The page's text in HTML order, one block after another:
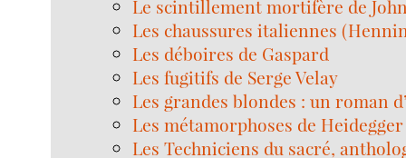
Le scintillement mortifère de
Les chaussures italiennes
Les déboires de Gaspard
Les fugitifs de Serge Velay
Les grandes blondes : un roman
Les métamorphoses de Heidegger
Les Techniciens du sacré,